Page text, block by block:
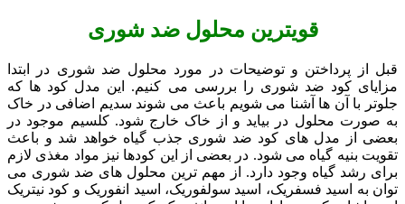
قویترین محلول ضد شوری
قبل از پرداختن و توضیحات در مورد محلول ضد شوری در ابتدا
مزایای کود ضد شوری را بررسی می کنیم. این مدل کود ها که
جلوتر با آن ها آشنا می شویم باعث می شوند سدیم اضافی در خاک
به صورت محلول در بیاید و از خاک خارج شود. کلسیم موجود در
بعضی از مدل های کود ضد شوری جذب گیاه خواهد شد و باعث
تقویت بنیه گیاه می شود. در بعضی از این کودها نیز مواد مغذی لازم
برای رشد گیاه وجود دارد. از مهم ترین محلول های ضد شوری می
توان به اسید فسفریک، اسید سولفوریک، اسید انفوریک و کود نیتریک